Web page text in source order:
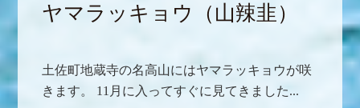
ヤマラッキョウ（山辣韭）
土佐町地蔵寺の名高山にはヤマラッキョウが咲
きます。 11月に入ってすぐに見てきました...